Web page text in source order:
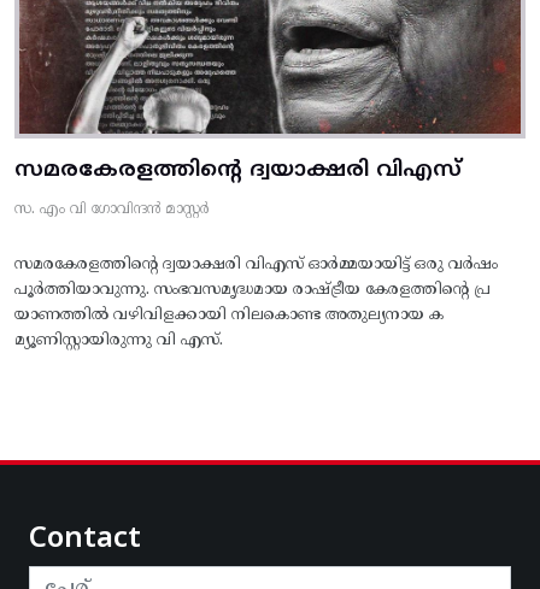
സമരകേരളത്തിൻ്റെ ദ്വയാക്ഷരി വിഎസ്
സ. എം വി ഗോവിന്ദൻ മാസ്റ്റർ
സമരകേരളത്തിൻ്റെ ദ്വയാക്ഷരി വിഎസ് ഓർമ്മയായിട്ട് ഒരു വർഷം
പൂർത്തിയാവുന്നു. സംഭവസമൃദ്ധമായ രാഷ്ട്രീയ കേരളത്തിന്റെ പ്ര
യാണത്തിൽ വഴിവിളക്കായി നിലകൊണ്ട അതുല്യനായ ക
മ്യൂണിസ്റ്റായിരുന്നു വി എസ്.
Contact